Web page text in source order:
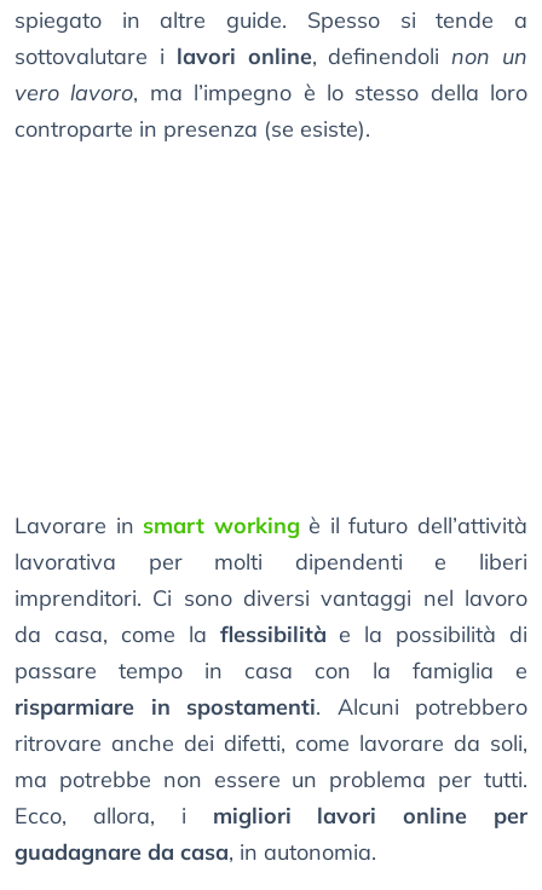
spiegato in altre guide. Spesso si tende a
sottovalutare i lavori online, definendolinon un
vero lavoro, ma l’impegno è lo stesso della loro
controparte in presenza (se esiste).
Lavorare in smart working è il futuro dell’attività
lavorativa per molti dipendenti e liberi
imprenditori. Ci sono diversi vantaggi nel lavoro
da casa, come la flessibilità e la possibilità di
passare tempo in casa con la famiglia e
risparmiare in spostamenti. Alcuni potrebbero
ritrovare anche dei difetti, come lavorare da soli,
ma potrebbe non essere un problema per tutti.
Ecco, allora, i migliori lavori online per
guadagnare da casa, in autonomia.